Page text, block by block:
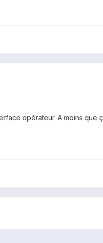
opérateur. A moins que